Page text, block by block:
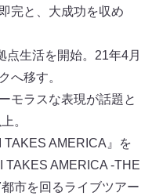
完と、大成功を収め
点生活を開始。21年4月
へ移す。
モラスな表現が話題と
。
AMERICA』を
TAKES AMERICA -THE
市を回るライブツアー